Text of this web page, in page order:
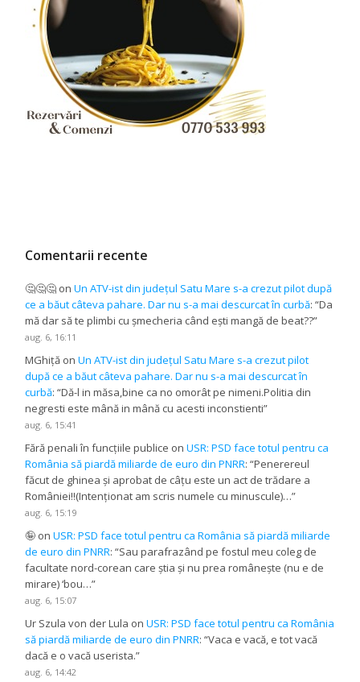
Comentarii recente
🤔🤔🤔 onUn ATV-ist din județul Satu Mare s-a crezut pilot după
ce a băut câteva pahare. Dar nu s-a mai descurcat în curbă: “Da
mă dar să te plimbi cu șmecheria când ești mangă de beat??”
aug. 6, 16:11
MGhiță onUn ATV-ist din județul Satu Mare s-a crezut pilot
după ce a băut câteva pahare. Dar nu s-a mai descurcat în
curbă: “Dă-l in măsa,bine ca no omorât pe nimeni.Politia din
negresti este mână in mână cu acesti inconstienti”
aug. 6, 15:41
Fără penali în funcțiile publice onUSR: PSD face totul pentru ca
România să piardă miliarde de euro din PNRR: “Penerereul
făcut de ghinea și aprobat de câțu este un act de trădare a
României!!(Intenționat am scris numele cu minuscule)…”
aug. 6, 15:19
🤪 onUSR: PSD face totul pentru ca România să piardă miliarde
de euro din PNRR: “Sau parafrazând pe fostul meu coleg de
facultate nord-corean care știa și nu prea românește (nu e de
mirare) ‘bou…”
aug. 6, 15:07
Ur Szula von der Lula onUSR: PSD face totul pentru ca România
să piardă miliarde de euro din PNRR: “Vaca e vacă, e tot vacă
dacă e o vacă userista.”
aug. 6, 14:42